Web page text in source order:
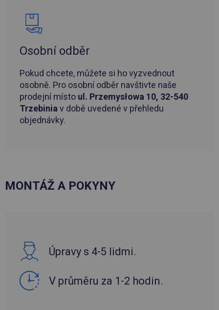
Osobní odběr
Pokud chcete, můžete si ho vyzvednout
osobně. Pro osobní odběr navštivte naše
prodejní místo ul. Przemysłowa 10, 32-540
Trzebiniav době uvedené v přehledu
objednávky.
MONTÁŽ A POKYNY
Úpravy s 4-5 lidmi.
V průměru za 1-2 hodin.